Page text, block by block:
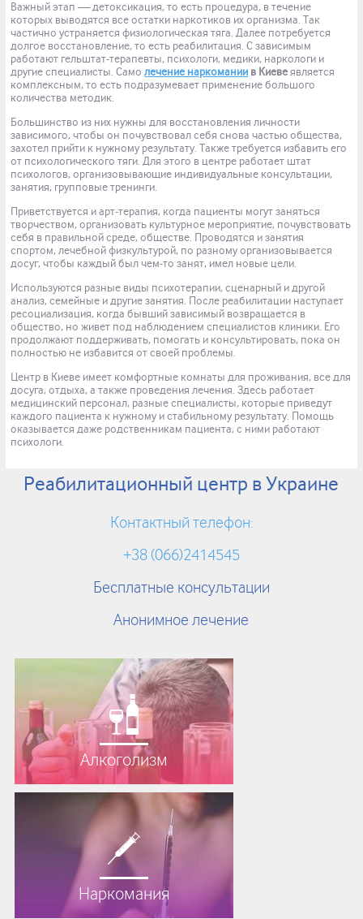
Важный этап — детоксикация, то есть процедура, в течение
которых выводятся все остатки наркотиков их организма. Так
частично устраняется физиологическая тяга. Далее потребуется
долгое восстановление, то есть реабилитация. С зависимым
работают гельштат-терапевты, психологи, медики, наркологи и
другие специалисты. Самолечение наркомании в Киевеявляется
комплексным, то есть подразумевает применение большого
количества методик.
Большинство из них нужны для восстановления личности
зависимого, чтобы он почувствовал себя снова частью общества,
захотел прийти к нужному результату. Также требуется избавить его
от психологического тяги. Для этого в центре работает штат
психологов, организовывающие индивидуальные консультации,
занятия, групповые тренинги.
Приветствуется и арт-терапия, когда пациенты могут заняться
творчеством, организовать культурное мероприятие, почувствовать
себя в правильной среде, обществе. Проводятся и занятия
спортом, лечебной физкультурой, по разному организовывается
досуг, чтобы каждый был чем-то занят, имел новые цели.
Используются разные виды психотерапии, сценарный и другой
анализ, семейные и другие занятия. После реабилитации наступает
ресоциализация, когда бывший зависимый возвращается в
общество, но живет под наблюдением специалистов клиники. Его
продолжают поддерживать, помогать и консультировать, пока он
полностью не избавится от своей проблемы.
Центр в Киеве имеет комфортные комнаты для проживания, все для
досуга, отдыха, а также проведения лечения. Здесь работает
медицинский персонал, разные специалисты, которые приведут
каждого пациента к нужному и стабильному результату. Помощь
оказывается даже родственникам пациента, с ними работают
психологи.
Реабилитационный центр в Украине
Контактный телефон:
+38 (066)2414545
Бесплатные консультации
Анонимное лечение
Алкоголизм
Наркомания